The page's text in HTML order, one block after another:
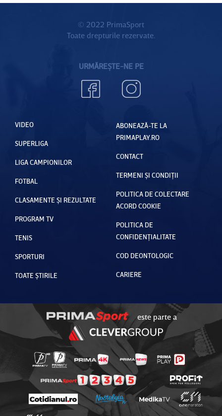
© 2022 PrimaSport
Toate drepturile rezervate.
URMĂREȘTE-NE PE
VIDEO
SUPERLIGA
LIGA CAMPIONILOR
FOTBAL
CLASAMENTE ȘI REZULTATE
PROGRAM TV
TENIS
SPORTURI
TOATE ȘTIRILE
ABONEAZĂ-TE LA
PRIMAPLAY.RO
CONTACT
TERMENI ȘI CONDIȚII
POLITICA DE COLECTARE
ACORD COOKIE
POLITICA DE
CONFIDENȚIALITATE
COD DEONTOLOGIC
CARIERE
este parte a